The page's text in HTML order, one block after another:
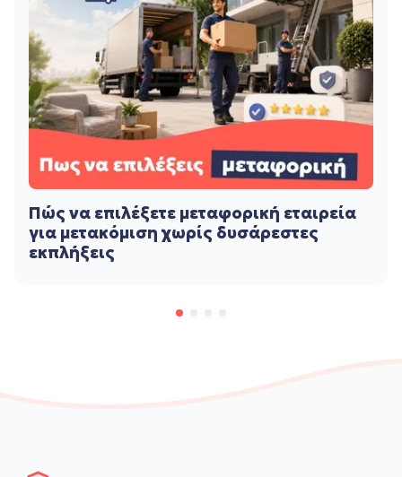
Πώς να επιλέξετε μεταφορική εταιρεία
για μετακόμιση χωρίς δυσάρεστες
εκπλήξεις